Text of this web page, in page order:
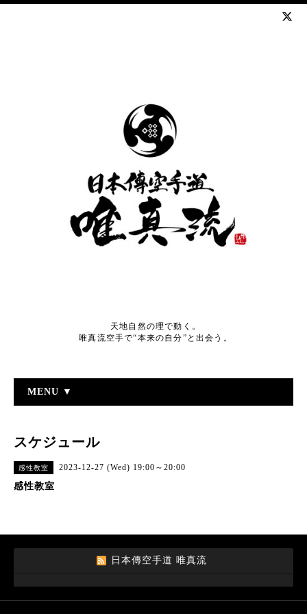
天地自然の理で動く。
唯真流空手で“本来の自分”と出会う。
MENU ▼
スケジュール
感性教室 2023-12-27 (Wed) 19:00～20:00
感性教室
日本傳空手道 唯真流